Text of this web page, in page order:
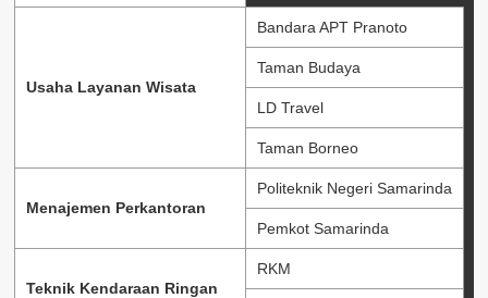
Usaha Layanan Wisata
Bandara APT Pranoto
Taman Budaya
LD Travel
Taman Borneo
Menajemen Perkantoran
Politeknik Negeri Samarinda
Pemkot Samarinda
Teknik Kendaraan Ringan
RKM